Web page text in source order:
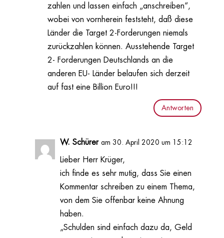
zahlen und lassen einfach „anschreiben“,
wobei von vornherein feststeht, daß diese
Länder die Target 2-Forderungen niemals
zurückzahlen können. Ausstehende Target
2- Forderungen Deutschlands an die
anderen EU- Länder belaufen sich derzeit
auf fast eine Billion Euro!!!
Antworten
W. Schürer am 30. April 2020 um 15:12
Lieber Herr Krüger,
ich finde es sehr mutig, dass Sie einen
Kommentar schreiben zu einem Thema,
von dem Sie offenbar keine Ahnung
haben.
„Schulden sind einfach dazu da, Geld